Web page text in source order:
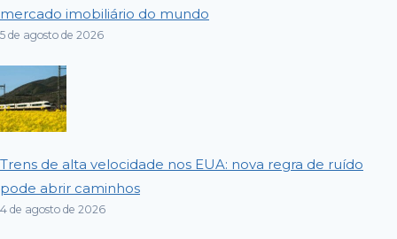
mercado imobiliário do mundo
5 de agosto de 2026
Trens de alta velocidade nos EUA: nova regra de ruído
pode abrir caminhos
4 de agosto de 2026